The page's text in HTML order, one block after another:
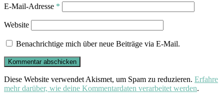
E-Mail-Adresse *
Website
Benachrichtige mich über neue Beiträge via E-Mail.
Diese Website verwendet Akismet, um Spam zu reduzieren. Erfahre
mehr darüber, wie deine Kommentardaten verarbeitet werden.